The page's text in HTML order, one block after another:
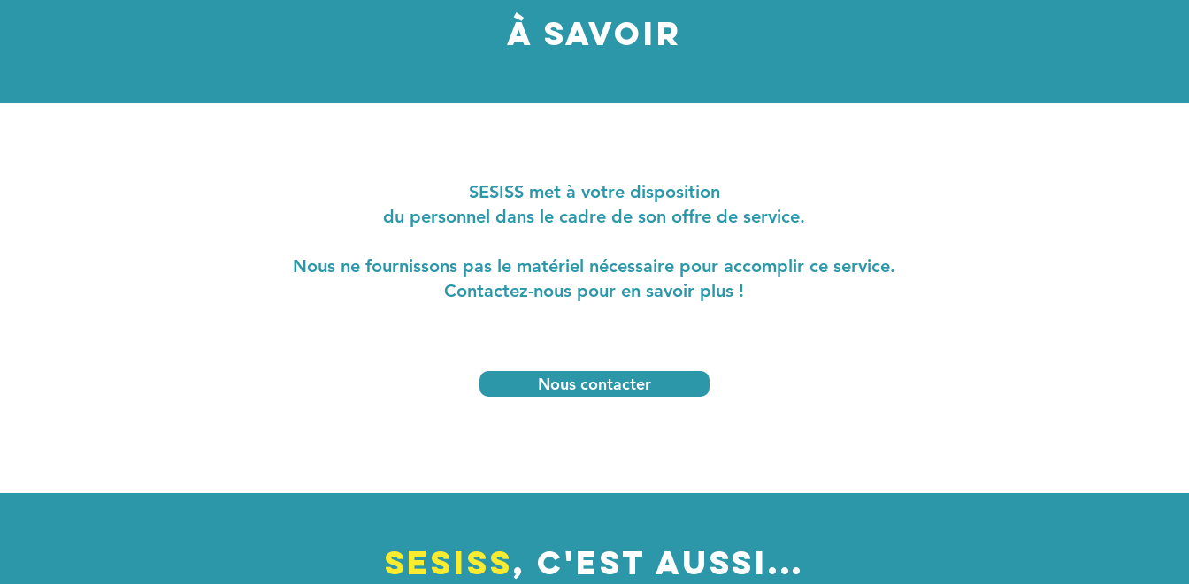
À SAVOIR
SESISS met à votre disposition
du personnel dans le cadre de son offre de service.
Nous ne fournissons pas le matériel nécessaire pour accomplir ce service.
Contactez-nous pour en savoir plus !
Nous contacter
SESISS, c'est aussi...